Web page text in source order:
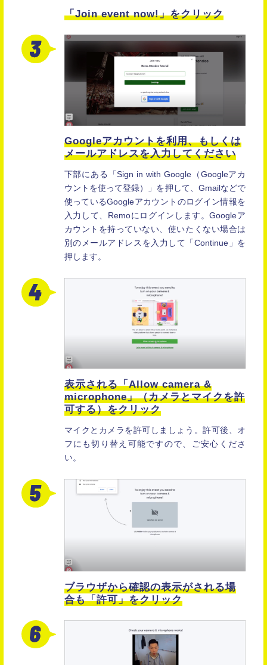
「Join event now!」をクリック
Googleアカウントを利用、もしくは
メールアドレスを入力してください
下部にある「Sign in with Google（Googleアカ
ウントを使って登録）」を押して、Gmailなどで
使っているGoogleアカウントのログイン情報を
入力して、Remoにログインします。Googleア
カウントを持っていない、使いたくない場合は
別のメールアドレスを入力して「Continue」を
押します。
表示される「Allow camera &
microphone」（カメラとマイクを許
可する）をクリック
マイクとカメラを許可しましょう。許可後、オ
フにも切り替え可能ですので、ご安心くださ
い。
ブラウザから確認の表示がされる場
合も「許可」をクリック